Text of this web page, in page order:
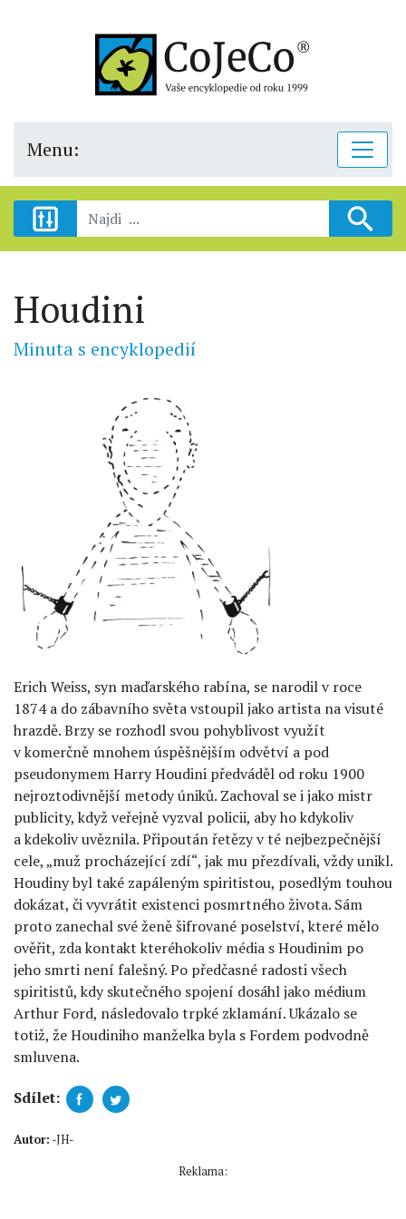
Menu:
Houdini
Minuta s encyklopedií
Erich Weiss, syn maďarského rabína, se narodil v roce
1874 a do zábavního světa vstoupil jako artista na visuté
hrazdě. Brzy se rozhodl svou pohyblivost využít
v komerčně mnohem úspěšnějším odvětví a pod
pseudonymem Harry Houdini předváděl od roku 1900
nejroztodivnější metody úniků. Zachoval se i jako mistr
publicity, když veřejně vyzval policii, aby ho kdykoliv
a kdekoliv uvěznila. Připoután řetězy v té nejbezpečnější
cele, „muž procházející zdí“, jak mu přezdívali, vždy unikl.
Houdiny byl také zapáleným spiritistou, posedlým touhou
dokázat, či vyvrátit existenci posmrtného života. Sám
proto zanechal své ženě šifrované poselství, které mělo
ověřit, zda kontakt kteréhokoliv média s Houdinim po
jeho smrti není falešný. Po předčasné radosti všech
spiritistů, kdy skutečného spojení dosáhl jako médium
Arthur Ford, následovalo trpké zklamání. Ukázalo se
totiž, že Houdiniho manželka byla s Fordem podvodně
smluvena.
Sdílet:
Autor: -JH-
Reklama: